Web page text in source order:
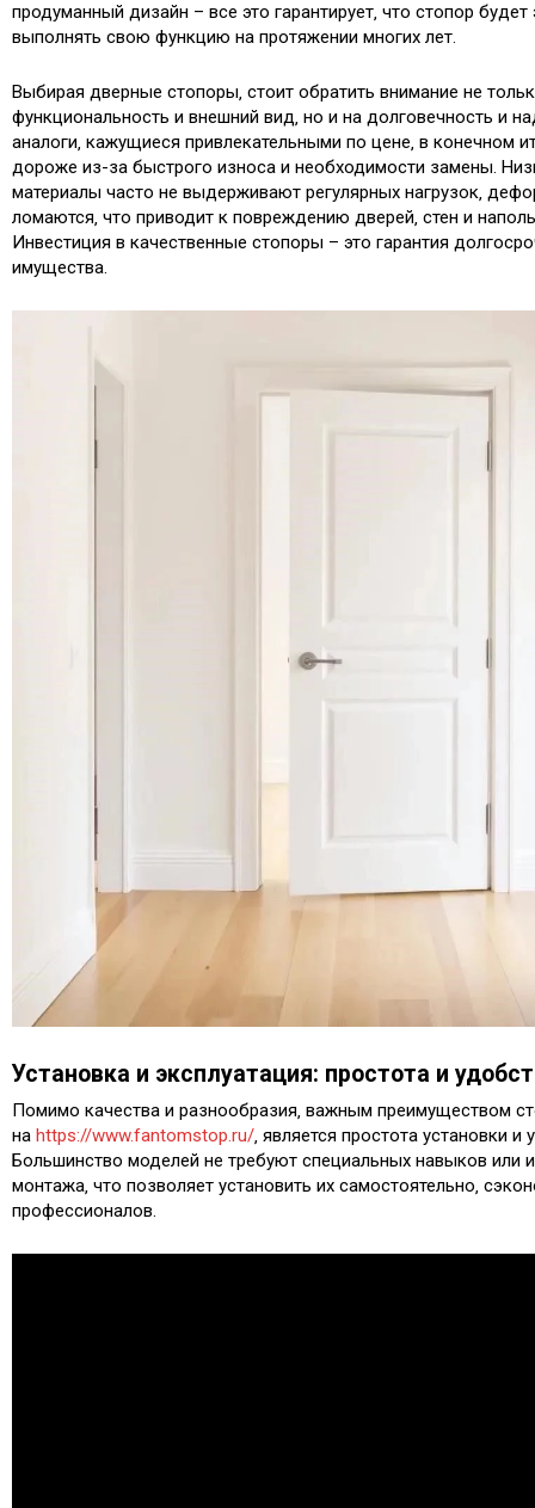
продуманный дизайн – все это гарантирует‚ что стопор
выполнять свою функцию на протяжении многих лет.
Выбирая дверные стопоры‚ стоит обратить внимание не
функциональность и внешний вид‚ но и на долговечность и
аналоги‚ кажущиеся привлекательными по цене‚ в конечном
дороже из-за быстрого износа и необходимости замены.
материалы часто не выдерживают регулярных нагрузок‚
ломаются‚ что приводит к повреждению дверей‚ стен и
Инвестиция в качественные стопоры – это гарантия
имущества.
Установка и эксплуатация: простота и
Помимо качества и разнообразия‚ важным преимуществом
на https://www.fantomstop.ru/‚ является простота установки и
Большинство моделей не требуют специальных навыков или
монтажа‚ что позволяет установить их самостоятельно‚
профессионалов.